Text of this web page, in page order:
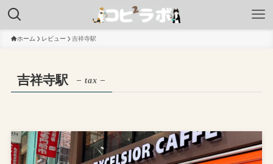
ホーム レビュー 吉祥寺駅
吉祥寺駅 – tax –